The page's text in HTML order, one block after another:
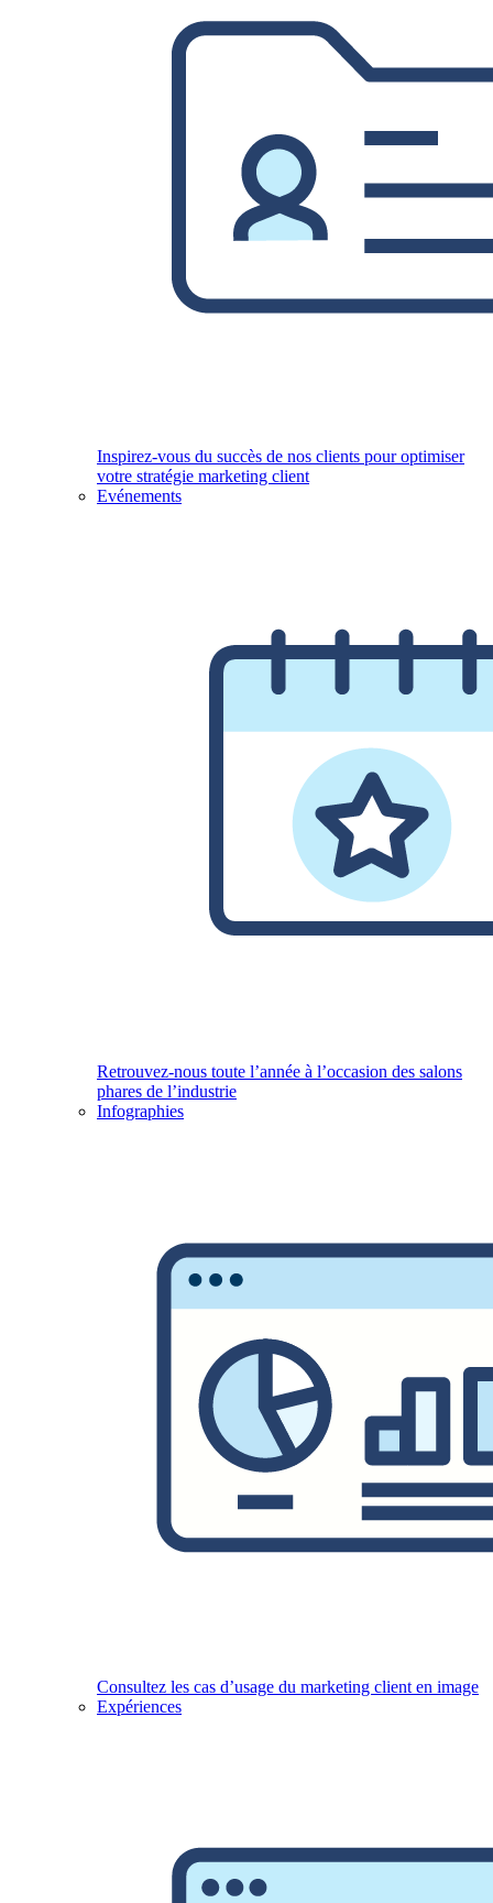
Inspirez-vous du succès de nos clients pour optimiser
votre stratégie marketing client
Evénements
Retrouvez-nous toute l’année à l’occasion des salons
phares de l’industrie
Infographies
Consultez les cas d’usage du marketing client en image
Expériences